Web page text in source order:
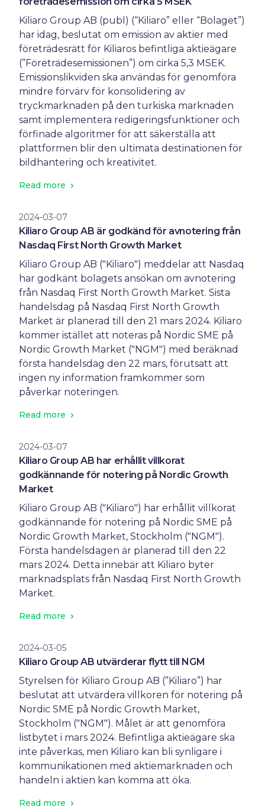
Kiliaro Group AB (publ) (“Kiliaro” eller “Bolaget”)
har idag, beslutat om emission av aktier med
företrädesrätt för Kiliaros befintliga aktieägare
(”Företrädesemissionen”) om cirka 5,3 MSEK.
Emissionslikviden ska användas för genomföra
mindre förvärv för konsolidering av
tryckmarknaden på den turkiska marknaden
samt implementera redigeringsfunktioner och
förfinade algoritmer för att säkerställa att
plattformen blir den ultimata destinationen för
bildhantering och kreativitet.
Read more
2024-03-07
Kiliaro Group AB är godkänd för avnotering från
Nasdaq First North Growth Market
Kiliaro Group AB ("Kiliaro") meddelar att Nasdaq
har godkänt bolagets ansökan om avnotering
från Nasdaq First North Growth Market. Sista
handelsdag på Nasdaq First North Growth
Market är planerad till den 21 mars 2024. Kiliaro
kommer istället att noteras på Nordic SME på
Nordic Growth Market ("NGM") med beräknad
första handelsdag den 22 mars, förutsatt att
ingen ny information framkommer som
påverkar noteringen.
Read more
2024-03-07
Kiliaro Group AB har erhållit villkorat
godkännande för notering på Nordic Growth
Market
Kiliaro Group AB ("Kiliaro") har erhållit villkorat
godkännande för notering på Nordic SME på
Nordic Growth Market, Stockholm ("NGM").
Första handelsdagen är planerad till den 22
mars 2024. Detta innebär att Kiliaro byter
marknadsplats från Nasdaq First North Growth
Market.
Read more
2024-03-05
Kiliaro Group AB utvärderar flytt till NGM
Styrelsen för Kiliaro Group AB (”Kiliaro”) har
beslutat att utvärdera villkoren för notering på
Nordic SME på Nordic Growth Market,
Stockholm ("NGM"). Målet är att genomföra
listbytet i mars 2024. Befintliga aktieägare ska
inte påverkas, men Kiliaro kan bli synligare i
kommunikationen med aktiemarknaden och
handeln i aktien kan komma att öka.
Read more